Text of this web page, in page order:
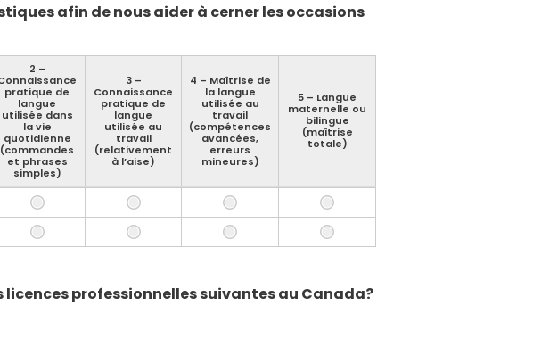
afin de nous aider à cerner les occasions
2 –
pratique de
langue
utilisée dans
la vie
quotidienne
(commandes
et phrases
simples)
3 –
Connaissance
pratique de
langue
utilisée au
travail
(relativement
à l’aise)
4 – Maîtrise de
la langue
utilisée au
travail
(compétences
avancées,
erreurs
mineures)
5 – Langue
maternelle ou
bilingue
(maîtrise
totale)
licences professionnelles suivantes au Canada?